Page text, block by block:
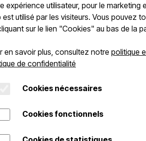
expérience utilisateur, pour le
est utilisé par les visiteurs. Vous pouvez
sur le lien "Cookies" au bas de la
en savoir plus, consultez notre politique
de confidentialité
Cookies nécessaires
Cookies fonctionnels